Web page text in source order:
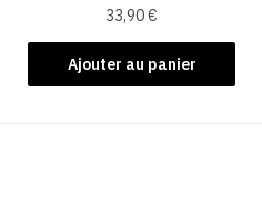
33,90€
Ajouter au panier